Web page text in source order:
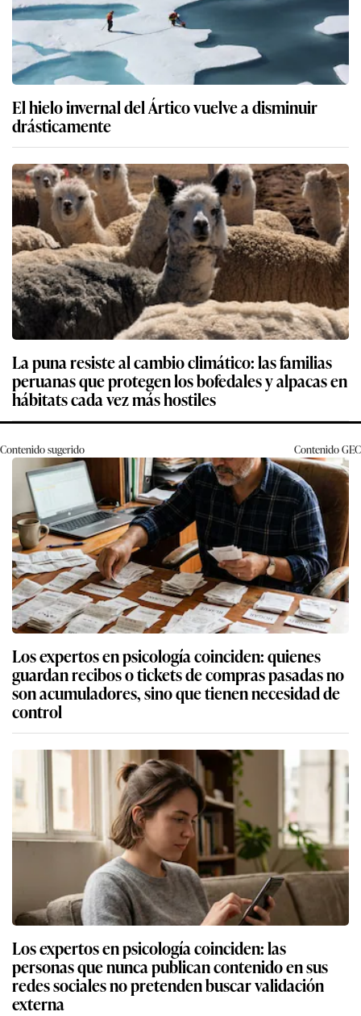
El hielo invernal del Ártico vuelve a disminuir
drásticamente
La puna resiste al cambio climático: las familias
peruanas que protegen los bofedales y alpacas en
hábitats cada vez más hostiles
Contenido sugerido ContenidoGEC
Los expertos en psicología coinciden: quienes
guardan recibos o tickets de compras pasadas no
son acumuladores, sino que tienen necesidad de
control
Los expertos en psicología coinciden: las
personas que nunca publican contenido en sus
redes sociales no pretenden buscar validación
externa